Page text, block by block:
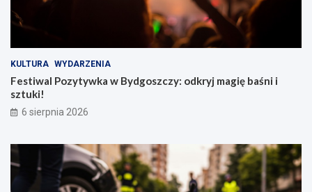
KULTURA WYDARZENIA
Festiwal Pozytywka w Bydgoszczy: odkryj magię baśni i
sztuki!
6 sierpnia 2026